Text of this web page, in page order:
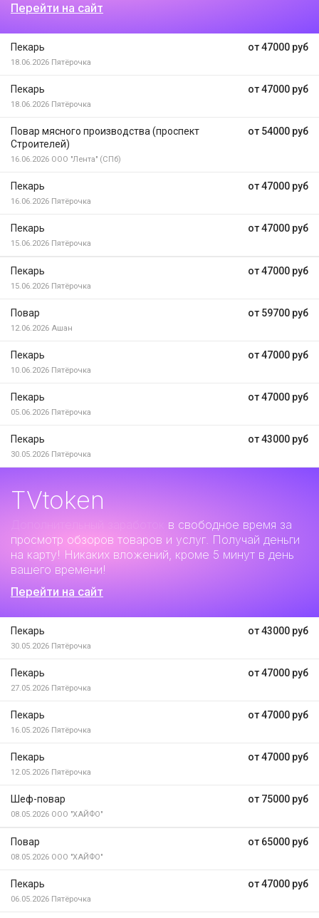
Перейти на сайт
от 47000 руб
Пекарь
18.06.2026 Пятёрочка
от 47000 руб
Пекарь
18.06.2026 Пятёрочка
от 54000 руб
Повар мясного производства (проспект
Строителей)
16.06.2026 ООО "Лента" (СПб)
от 47000 руб
Пекарь
16.06.2026 Пятёрочка
от 47000 руб
Пекарь
15.06.2026 Пятёрочка
от 47000 руб
Пекарь
15.06.2026 Пятёрочка
от 59700 руб
Повар
12.06.2026 Ашан
от 47000 руб
Пекарь
10.06.2026 Пятёрочка
от 47000 руб
Пекарь
05.06.2026 Пятёрочка
от 43000 руб
Пекарь
30.05.2026 Пятёрочка
TVtoken
в свободное время за
просмотр обзоров товаров и услуг. Получай деньги
на карту! Никаких вложений, кроме 5 минут в день
вашего времени!
Перейти на сайт
от 43000 руб
Пекарь
30.05.2026 Пятёрочка
от 47000 руб
Пекарь
27.05.2026 Пятёрочка
от 47000 руб
Пекарь
16.05.2026 Пятёрочка
от 47000 руб
Пекарь
12.05.2026 Пятёрочка
от 75000 руб
Шеф-повар
08.05.2026 ООО "ХАЙФО"
от 65000 руб
Повар
08.05.2026 ООО "ХАЙФО"
от 47000 руб
Пекарь
06.05.2026 Пятёрочка